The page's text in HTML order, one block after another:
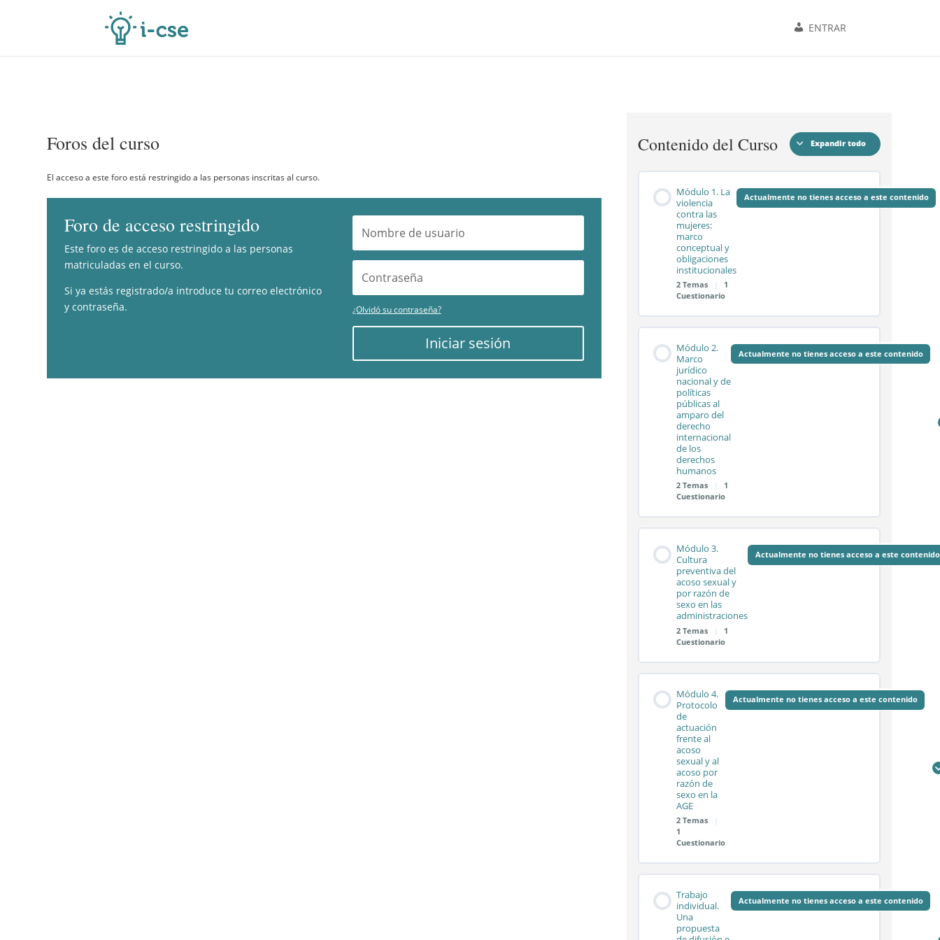
ENTRAR
Foros del curso
El acceso a este foro está restringido a las personas inscritas al curso.
Foro de acceso restringido
Este foro es de acceso restringido a las personas
matriculadas en el curso.
Si ya estás registrado/a introduce tu correo electrónico
y contraseña.
¿Olvidó su contraseña?
Iniciar sesión
Contenido del Curso Expandir todo
Módulos
Módulo 1. La
violencia
contra las
mujeres:
marco
conceptual y
obligaciones
institucionales
2 Temas
1
Cuestionario
Actualmente no tienes acceso a este contenido
Módulo
0%
COMPLETADO
0/2
pasos
Sesión síncrona 1.1
Sesión síncrona 1.2
Test módulo 1
Módulo 2.
Marco
jurídico
nacional y de
políticas
públicas al
amparo del
derecho
internacional
de los
derechos
humanos
2 Temas
1
Cuestionario
Actualmente no tienes acceso a este contenido
Módulo
0%
COMPLETADO
0/2
Sesión síncrona 2.1
Sesión síncrona 2.2
Test módulo 2
Módulo 3.
Cultura
preventiva del
acoso sexual y
por razón de
sexo en las
administraciones
2 Temas
1
Cuestionario
Actualmente no tienes acceso a este contenido
Módulo
COMPLETADO pasos
Sesión síncrona 3.1
Sesión síncrona 3.2
Módulo 4.
Protocolo
de
actuación
frente al
acoso
sexual y al
acoso por
razón de
sexo en la
AGE
2 Temas
1
Cuestionario
Actualmente no tienes acceso a este contenido
Módulo
0%
COMPLETADO
0/2
pasos
Trabajo
individual.
Una
propuesta
Actualmente no tienes acceso a este contenido